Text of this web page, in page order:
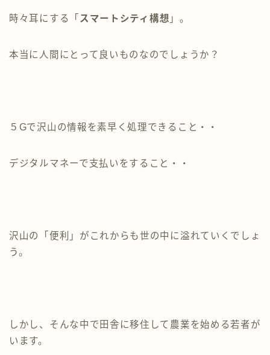
時々耳にする「 スマートシティ構想 」。
本当に人間にとって良いものなのでしょうか？
５Gで沢山の情報を素早く処理できること・・
デジタルマネーで支払いをすること・・
沢山の「便利」がこれからも世の中に溢れていくでしょ
う。
しかし、そんな中で田舎に移住して農業を始める若者が
います。